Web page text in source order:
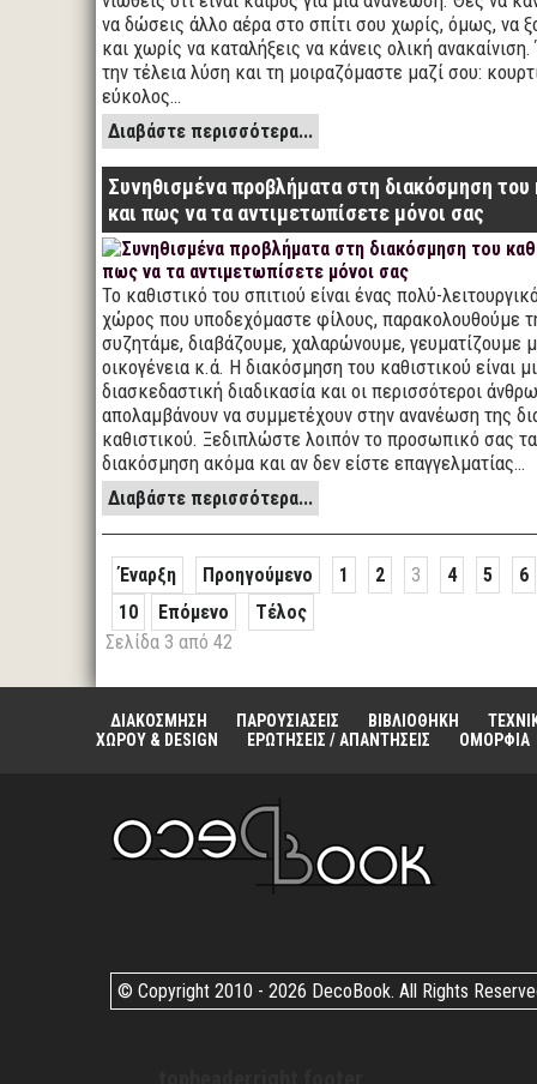
να δώσεις άλλο αέρα στο σπίτι σου χωρίς, όμως, να
και χωρίς να καταλήξεις να κάνεις ολική
την τέλεια λύση και τη μοιραζόμαστε μαζί σου:
εύκολος…
Διαβάστε περισσότερα...
Συνηθισμένα προβλήματα στη διακόσμηση του
και πως να τα αντιμετωπίσετε μόνοι σας
Το καθιστικό του σπιτιού είναι ένας πολύ-
χώρος που υποδεχόμαστε φίλους, παρακολουθούμε
συζητάμε, διαβάζουμε, χαλαρώνουμε, γευματίζουμε
οικογένεια κ.ά. Η διακόσμηση του καθιστικού είναι
διασκεδαστική διαδικασία και οι περισσότεροι
απολαμβάνουν να συμμετέχουν στην ανανέωση της
καθιστικού. Ξεδιπλώστε λοιπόν το προσωπικό σας
διακόσμηση ακόμα και αν δεν είστε επαγγελματίας…
Διαβάστε περισσότερα...
Έναρξη Προηγούμενο 1 2 3 4 5
6
10
Επόμενο
Τέλος
Σελίδα 3 από 42
ΔΙΑΚΟΣΜΗΣΗ ΠΑΡΟΥΣΙΑΣΕΙΣ ΒΙΒΛΙΟΘΗΚΗ
ΧΩΡΟΥ & DESIGN
ΕΡΩΤΗΣΕΙΣ / ΑΠΑΝΤΗΣΕΙΣ ΟΜΟΡΦΙΑ
© Copyright 2010 - 2026 DecoBook. All Rights